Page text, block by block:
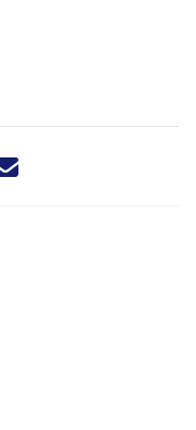
nieuwsbericht via X -
dit nieuwsbericht via
dit nieuwsbericht
Deel dit